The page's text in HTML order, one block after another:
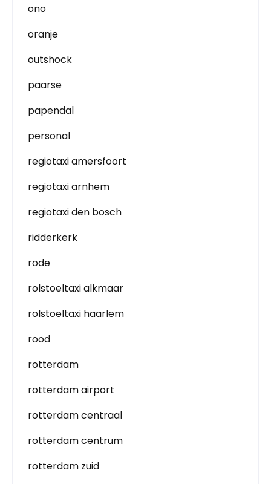
ono
oranje
outshock
paarse
papendal
personal
regiotaxi amersfoort
regiotaxi arnhem
regiotaxi den bosch
ridderkerk
rode
rolstoeltaxi alkmaar
rolstoeltaxi haarlem
rood
rotterdam
rotterdam airport
rotterdam centraal
rotterdam centrum
rotterdam zuid